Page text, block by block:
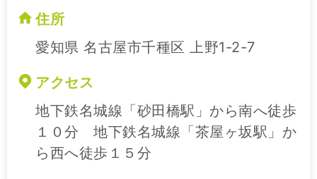
住所
愛知県 名古屋市千種区 上野1-2-7
アクセス
地下鉄名城線「砂田橋駅」から南へ徒歩
１０分 地下鉄名城線「茶屋ヶ坂駅」か
ら西へ徒歩１５分